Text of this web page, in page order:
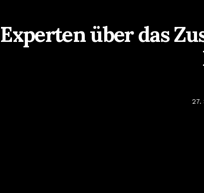
Experten über das
27.